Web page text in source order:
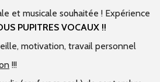
et musicale souhaitée ! Expérience
PUPITRES VOCAUX !!
motivation, travail personnel
!!!